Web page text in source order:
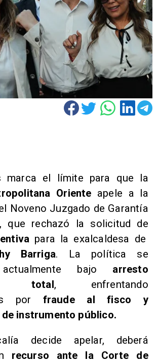
marca el límite para que la
Oriente apele a la
Noveno Juzgado de Garantía
que rechazó la solicitud de
para la exalcaldesa de
Barriga. La política se
actualmente bajo arresto
total, enfrentando
por fraude al fisco y
instrumento público.
decide apelar, deberá
recurso ante la Corte de